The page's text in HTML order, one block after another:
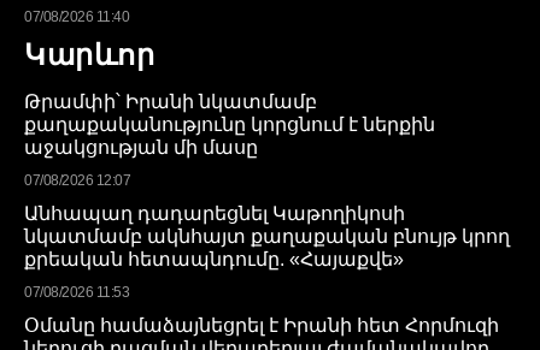
07/08/2026 11:40
Կարևոր
Թրամփի՝ Իրանի նկատմամբ
քաղաքականությունը կորցնում է ներքին
աջակցության մի մասը
07/08/2026 12:07
Անհապաղ դադարեցնել Կաթողիկոսի
նկատմամբ ակնհայտ քաղաքական բնույթ կրող
քրեական հետապնդումը. «Հայաքվե»
07/08/2026 11:53
Օմանը համաձայնեցրել է Իրանի հետ Հորմուզի